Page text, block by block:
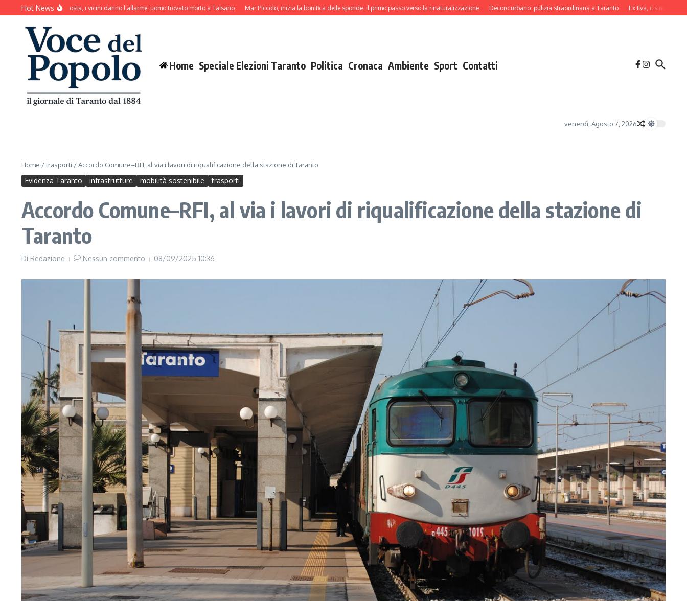
Salta al contenuto
Hot News
abbaia senza sosta, i vicini danno l’allarme: uomo trovato morto a Talsano Mar Piccolo, inizia la bonifica delle sponde: il primo passo verso la rinaturalizzazione Decoro urbano: pulizia straordinaria a Taranto Ex Ilva, il sindaco di Taranto
Home Speciale Elezioni Taranto Politica Cronaca Ambiente Sport Contatti
venerdì, Agosto 7, 2026
Home /trasporti /Accordo Comune–RFI, al via i lavori di riqualificazione della stazione di Taranto
Evidenza Taranto infrastrutture mobilità sostenibile trasporti
Accordo Comune–RFI, al via i lavori di riqualificazione della stazione di
Taranto
Di Redazione Nessun commento 08/09/2025 10:36